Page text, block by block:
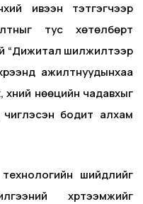
ивээн тэтгэгчээр
тус хөтөлбөрт
“Дижитал шилжилтээр
ажилтнуудынхаа
хүний нөөцийн чадавхыг
чиглэсэн бодит алхам
технологийн шийдлийг
хүртээмжийг